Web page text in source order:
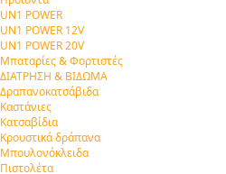
UN1 POWER
UN1 POWER 12V
UN1 POWER 20V
Μπαταρίες & Φορτιστές
ΔΙΑΤΡΗΣΗ & ΒΙΔΩΜΑ
Δραπανοκατσάβιδα
Καστάνιες
Κατσαβίδια
Κρουστικά δράπανα
Μπουλονόκλειδα
Πιστολέτα